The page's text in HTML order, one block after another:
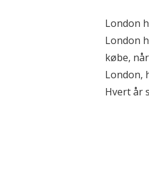
London
London
købe,
London,
Hvert år